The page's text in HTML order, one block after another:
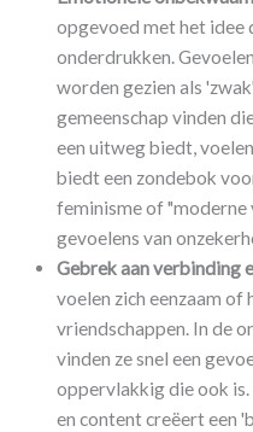
opgevoed met het idee
onderdrukken.
worden gezien als
gemeenschap vinden
een uitweg biedt,
biedt een zondebok
feminisme of "moderne
gevoelens van
Gebrek aan verbinding
voelen zich eenzaam of
vriendschappen. In de
vinden ze snel een
oppervlakkig die ook
en content creëert een